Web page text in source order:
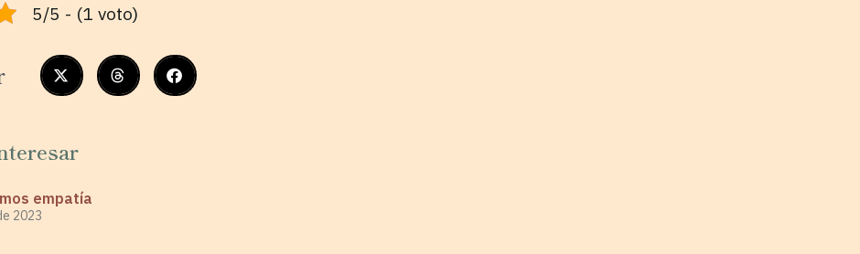
5/5 - (1 voto)
empatía
2023